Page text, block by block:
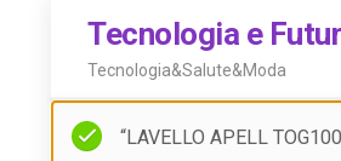
Tecnologia e
Tecnologia&Salute&Moda
“LAVELLO APELL